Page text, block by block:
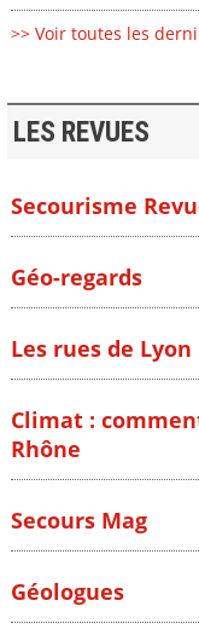
>> Voir toutes les
LES REVUES
Secourisme
Géo-regards
Les rues de Lyon
Climat :
Rhône
Secours Mag
Géologues